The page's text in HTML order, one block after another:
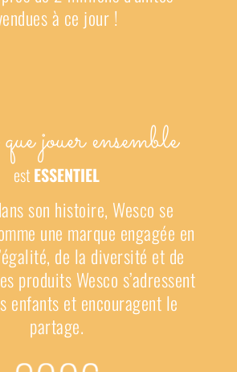
à ce jour !
jouer ensemble
est ESSENTIEL
son histoire, Wesco se
une marque engagée en
de la diversité et de
produits Wesco s’adressent
enfants et encouragent le
partage.